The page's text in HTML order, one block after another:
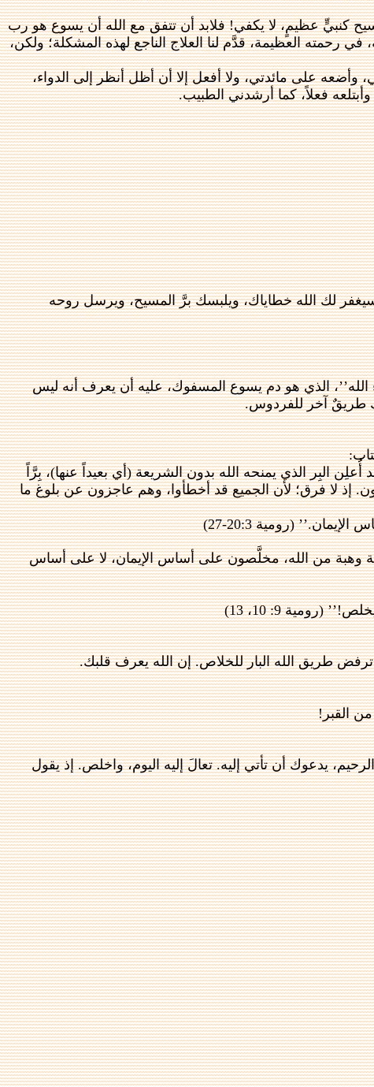
كنبيٍّ عظيمٍ، لا يكفي! فلابد أن تتفق مع الله أن يسوع هو رب
رحمته العظيمة، قدَّم لنا العلاج الناجع لهذه المشكلة؛ ولكن،
على مائدتي، ولا أفعل إلا أن أظل أنظر إلى الدواء،
فعلاً، كما أرشدني الطبيب.
لك الله خطاياك، ويلبسك برَّ المسيح، ويرسل روحه
الله’’، الذي هو دم يسوع المسفوك، عليه أن يعرف أنه ليس
طريقٌ آخر للفردوس.
البِر الذي يمنحه الله بدون الشريعة (أي بعيداً عنها)، بِرَّاً
إذ لا فرق؛ لأن الجميع قد أخطأوا، وهم عاجزون عن بلوغ ما
(رومية 20:3-27)
وهبة من الله، مخلَّصون على أساس الإيمان، لا على أساس
9: 10، 13)
طريق الله البار للخلاص. إن الله يعرف قلبك.
القبر!
يدعوك أن تأتي إليه. تعالَ إليه اليوم، واخلص. إذ يقول